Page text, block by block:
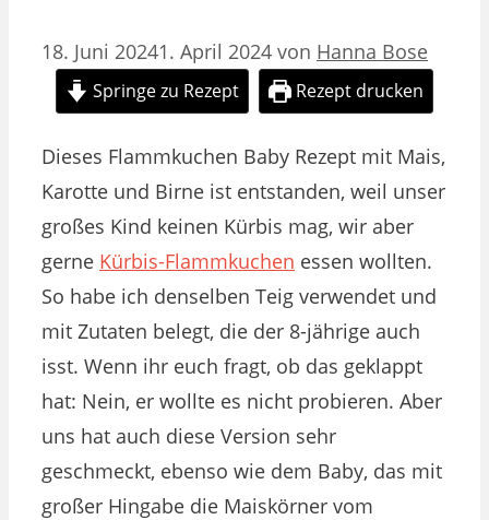
18. Juni 20241. April 2024 von Hanna Bose
Springe zu Rezept Rezept drucken
Dieses Flammkuchen Baby Rezept mit Mais,
Karotte und Birne ist entstanden, weil unser
großes Kind keinen Kürbis mag, wir aber
gerne Kürbis-Flammkuchen essen wollten.
So habe ich denselben Teig verwendet und
mit Zutaten belegt, die der 8-jährige auch
isst. Wenn ihr euch fragt, ob das geklappt
hat: Nein, er wollte es nicht probieren. Aber
uns hat auch diese Version sehr
geschmeckt, ebenso wie dem Baby, das mit
großer Hingabe die Maiskörner vom